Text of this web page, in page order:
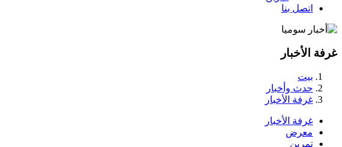
اتصل بنا
غرفة الأخبار
بيت
حدث وأخبار
غرفة الأخبار
غرفة الأخبار
معرض
تمرين